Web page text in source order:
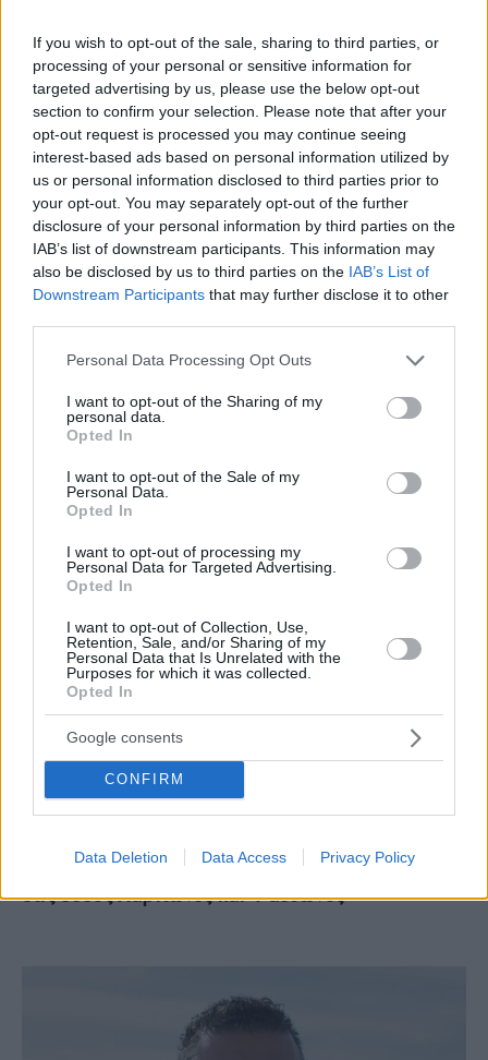
If you wish to opt-out of the sale, sharing to third parties, or
processing of your personal or sensitive information for
targeted advertising by us, please use the below opt-out
section to confirm your selection. Please note that after your
opt-out request is processed you may continue seeing
interest-based ads based on personal information utilized by
us or personal information disclosed to third parties prior to
your opt-out. You may separately opt-out of the further
disclosure of your personal information by third parties on the
IAB’s list of downstream participants. This information may
also be disclosed by us to third parties on the IAB’s List of
Downstream Participants that may further disclose it to other
Please note that this website/app uses one or more Google
not limited to your visit or usage behaviour. You may click to
grant or deny consent to Google and its third-party tags to
use your data for below specified purposes in below Google
consent section.
Personal Data Processing Opt Outs
I want to opt-out of the Sharing of my
personal data.
Opted In
I want to opt-out of the Sale of my
Personal Data.
Opted In
I want to opt-out of processing my
Personal Data for Targeted Advertising.
Opted In
I want to opt-out of Collection, Use,
Retention, Sale, and/or Sharing of my
Personal Data that Is Unrelated with the
Purposes for which it was collected.
Opted In
Google consents
CONFIRM
Data Deletion Data Access Privacy Policy
Ρέμα Πικροδάφνης: Στη διαδικασία
Περιφέρεια
Παλαιό Φάληρο: Νέα φρεάτια ομβρίων υδάτων
στις οδούς Χαρίτωνος και Φαέθωνος